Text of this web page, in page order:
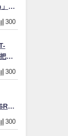
都
300
手
色×
300
」
300